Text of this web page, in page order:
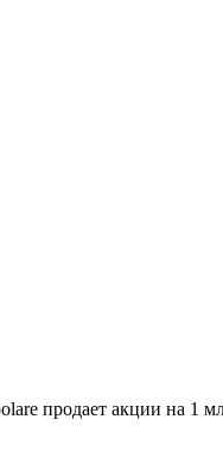
продает акции на 1